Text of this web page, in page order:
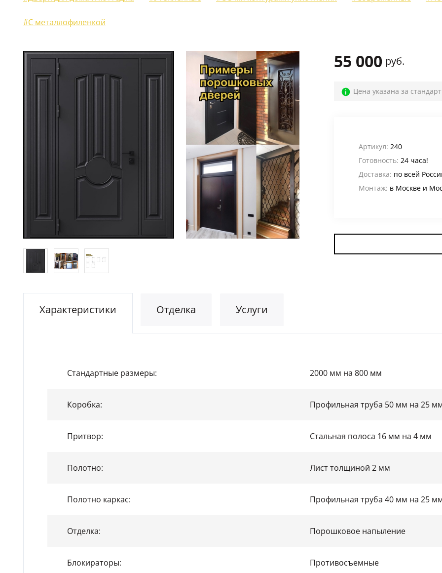
ЖАЛЮЗИЙНЫЕ СТАВНИ
Для офиса
Для кафе, баров и ресторанов
В магазин
В общий коридор
Промышленные
Для дачи
Входные группы
В лифтовые холлы
Для котельной
Для электрощитовой
Для гаража
#С металлофиленкой
55 000 руб.
Цена указана за
Артикул: 240
Готовность: 24 часа!
Доставка: по всей
Монтаж: в Москве и
Характеристики Отделка Услуги
Стандартные размеры: 2000 мм на 800 мм
Коробка: Профильная труба 50 мм на 25
Притвор: Стальная полоса 16 мм на 4 мм
Полотно: Лист толщиной 2 мм
Полотно каркас: Профильная труба 40 мм на 25
Отделка: Порошковое напыление
Блокираторы: Противосъемные